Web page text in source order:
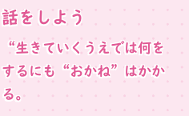
話をしよう
“生きていくうえでは何を
するにも“おかね”はかか
る。